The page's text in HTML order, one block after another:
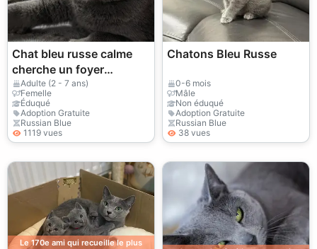
Chat bleu russe calme
cherche un foyer
tranquille
Adulte (2 - 7 ans)
Femelle
Éduqué
Adoption Gratuite
Russian Blue
1119 vues
Chatons Bleu Russe
0-6 mois
Mâle
Non éduqué
Adoption Gratuite
Russian Blue
38 vues
Le 170e ami qui recueille le plus